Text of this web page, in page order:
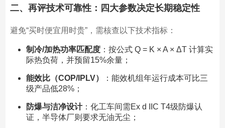
二、再评技术可靠性：四大参数决定长期稳定性
避免“买时便宜用时贵”，需核查以下技术指标：
制冷/加热功率匹配度：按公式 Q = K × A × ΔT 计算实
际热负荷，并预留15%余量；
能效比（COP/IPLV）
：能效机组年运行成本可比三
级产品低28%；
防爆与洁净设计：化工车间需Ex d IIC T4级防爆认
证，半导体厂则要求无油无尘；